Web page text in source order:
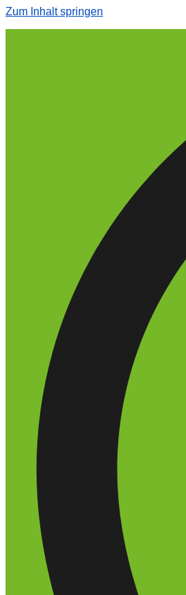
Zum Inhalt springen